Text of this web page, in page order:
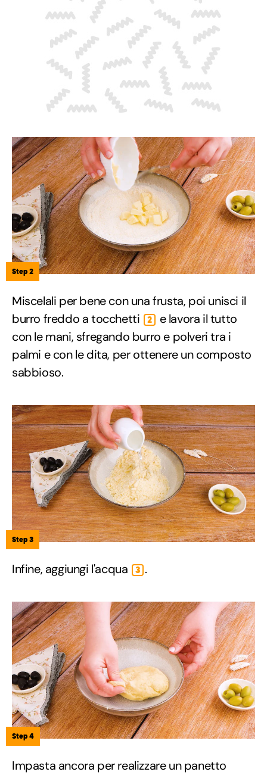
Step 2
Miscelali per bene con una frusta, poi unisci il
burro freddo a tocchetti
2
e lavora il tutto
con le mani, sfregando burro e polveri tra i
palmi e con le dita, per ottenere un composto
sabbioso.
Step 3
Infine, aggiungi l'acqua 3 .
Step 4
Impasta ancora per realizzare un panetto